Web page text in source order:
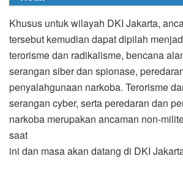
Khusus untuk wilayah DKI Jakarta,
tersebut kemudian dapat dipilah
terorisme dan radikalisme, bencana
serangan siber dan spionase,
penyalahgunaan narkoba. Terorisme
serangan cyber, serta peredaran dan
narkoba merupakan ancaman non-
saat
ini dan masa akan datang di DKI